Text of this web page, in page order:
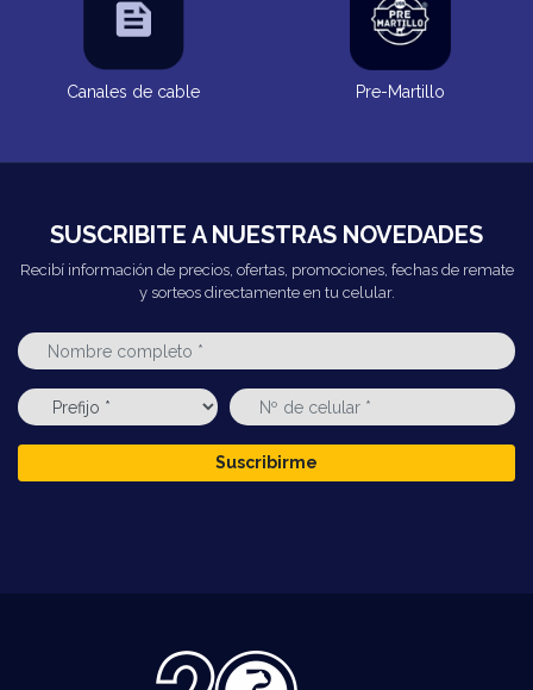
Canales de cable Pre-Martillo
SUSCRIBITE A NUESTRAS NOVEDADES
Recibí información de precios, ofertas, promociones, fechas de remate
y sorteos directamente en tu celular.
Suscribirme